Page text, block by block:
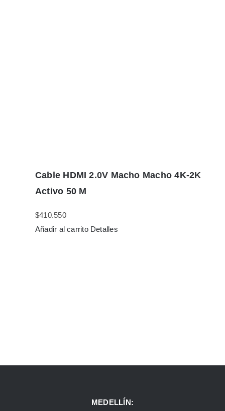
Cable HDMI 2.0V Macho Macho 4K-2K
Activo 50 M
$410.550
Añadir al carrito Detalles
MEDELLÍN: